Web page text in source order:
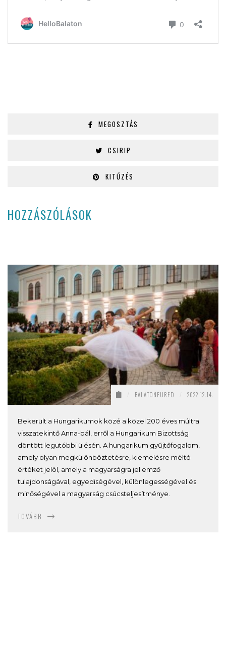
MEGOSZTÁS
CSIRIP
KITŰZÉS
HOZZÁSZÓLÁSOK
BALATONFÜRED 2022.12.14.
Bekerült a Hungarikumok közé a közel 200 éves múltra
visszatekintő Anna-bál, erről a Hungarikum Bizottság
döntött legutóbbi ülésén. A hungarikum gyűjtőfogalom,
amely olyan megkülönböztetésre, kiemelésre méltó
értéket jelöl, amely a magyarságra jellemző
tulajdonságával, egyediségével, különlegességével és
minőségével a magyarság csúcsteljesítménye.
TOVÁBB